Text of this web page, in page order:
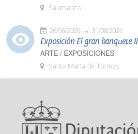
Salamanca
26/06/2026 31/08/2026
Exposición El gran banquete II
ARTE / EXPOSICIONES
Santa Marta de Tormes